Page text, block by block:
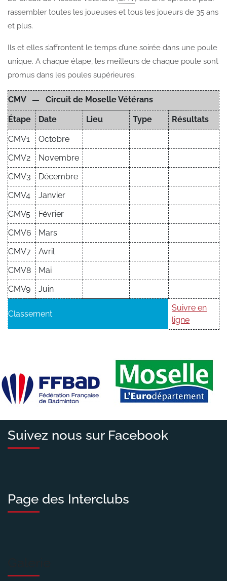
rassembler toutes les joueuses et tous les joueurs de 35 ans
et plus.
Ils et elles s’affrontent le temps d’une soirée dans une poule
unique. A chaque étape, les meilleurs de chaque poule sont
promus dans les poules supérieures.
CMV — Circuit de Moselle Vétérans
Étape Date Lieu Type Résultats
CMV1
Octobre
CMV2
Novembre
CMV3
Décembre
CMV4
Janvier
CMV5
Février
CMV6
Mars
CMV7
Avril
CMV8
Mai
CMV9
Juin
Classement
Suivre en
ligne
Suivez nous sur Facebook
Page des Interclubs